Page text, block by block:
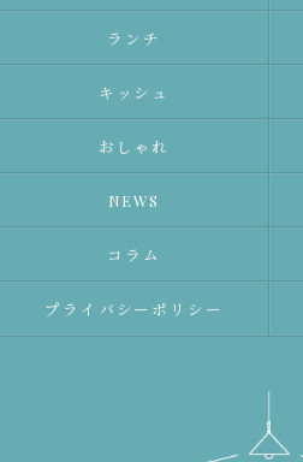
ランチ
キッシュ
おしゃれ
NEWS
コラム
プライバシーポリシー